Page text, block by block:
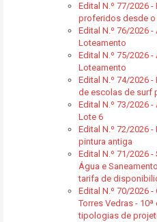
Edital N.º 77/2026
proferidos desde
Edital N.º 76/2026
Loteamento
Edital N.º 75/2026
Loteamento
Edital N.º 74/2026
de escolas de surf
Edital N.º 73/2026
Lote 6
Edital N.º 72/2026
pintura antiga
Edital N.º 71/2026
Água e
tarifa de
Edital N.º 70/2026
Torres Vedras -
tipologias de